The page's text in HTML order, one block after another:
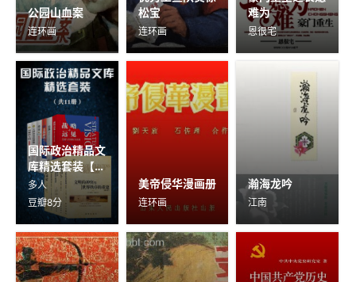
公园山血案
连环画
松宝
连环画
难为
恩很宅
国际政治精品文
库精选套装【11
册】
多人
豆瓣8分
美帝侵华漫画册
连环画
瀚海龙吟
江南